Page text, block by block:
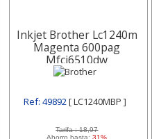
Inkjet Brother Lc1240m
Magenta 600pag
Mfcj6510dw
Mfcj6710dw
Ref: 49892[ LC1240MBP ]
Tarifa :18,97
Ahorro hasta:31%